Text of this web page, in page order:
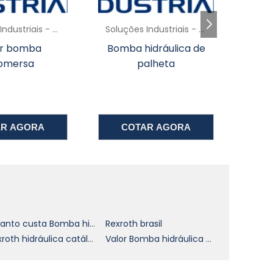
Soluções Industriais - AC
de
AGORA
Soluções Industriais - AC
Distribuidor de
Bombas Grundfos
COTAR AGORA
Quanto custa Bomba hidráulica rexroth
Rexroth brasil
Rexroth hidráulica catálogo Valor Bomba hidráulica rexroth